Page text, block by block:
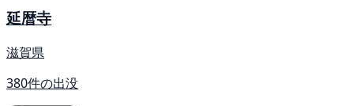
延暦寺
滋賀県
380件の出没